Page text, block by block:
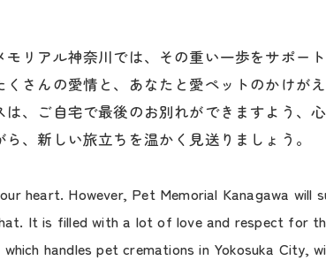
リアル神奈川では、その重い一歩をサポー
さんの愛情と、あなたと愛ペットのかけが
、ご自宅で最後のお別れができますよう、
、新しい旅立ちを温かく見送りましょう。
heart. However, Pet Memorial Kanagawa will
It is filled with a lot of love and respect for
handles pet cremations in Yokosuka City,